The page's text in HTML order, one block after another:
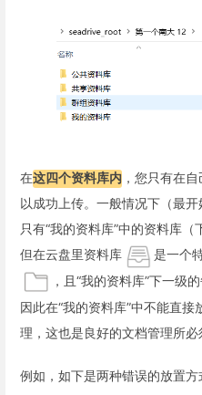
在这四个资料库内 ，您只有在
以成功上传。一般情况下（最
只有“我的资料库”中的资料库（
但在云盘里资料库
是一个
，且“我的资料库”下一级
因此在“我的资料库”中不能直
理，这也是良好的文档管理所必
例如，如下是两种错误的放置方